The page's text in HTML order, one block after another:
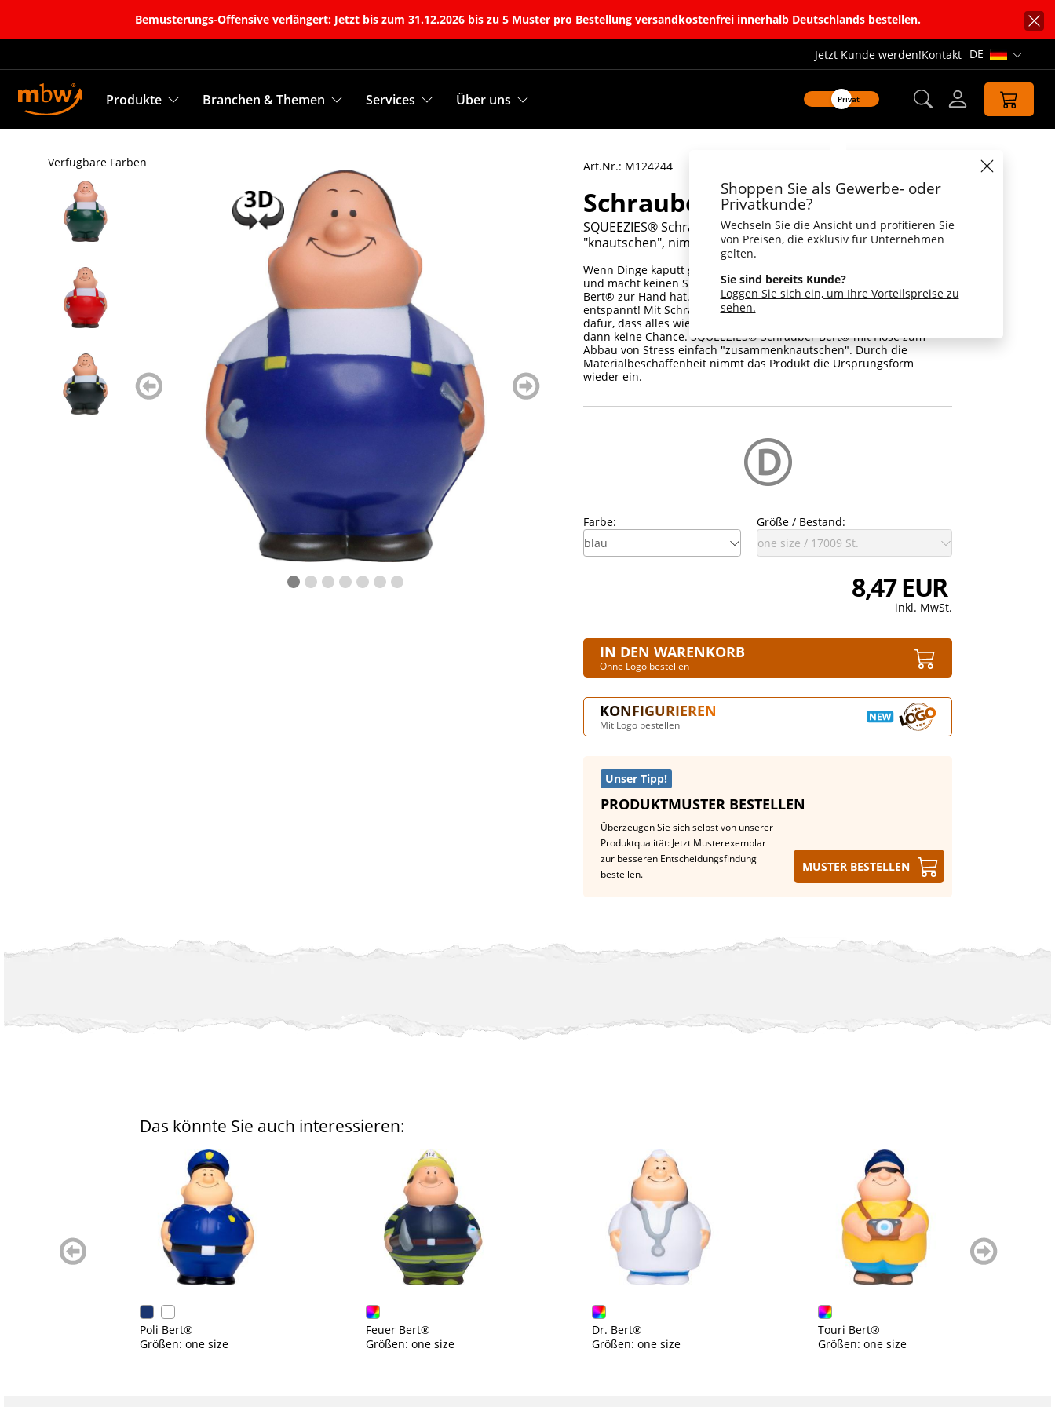
Bemusterungs-Offensive verlängert: Jetzt bis zum 31.12.2026 bis zu 5 Muster pro Bestellung versandkostenfrei innerhalb Deutschlands bestellen.
Jetzt Kunde werden!Kontakt DE
Produkte Branchen & Themen Services Über uns Privat
Shoppen Sie als Gewerbe- oder
Privatkunde?
Wechseln Sie die Ansicht und profitieren Sie
von Preisen, die exklusiv für Unternehmen
gelten.
Sie sind bereits Kunde?
Loggen Sie sich ein, um Ihre Vorteilspreise zu
sehen.
Verfügbare Farben
zurück
blättern
weiter
blättern
Art.Nr.: M124244
Schrauber Bert®
SQUEEZIES® Schrauber Bert®, zum Stressabbau
"knautschen", nimmt Ursprungsform wieder ein.
Wenn Dinge kaputt gehen und repariert werden müssen, stresst das
und macht keinen Spaß. Dann ist es gut, wenn man einen Schrauber
Bert® zur Hand hat. Mit ihm ist jeder Werkstattbesuch total
entspannt! Mit Schraubenschlüssel und Schraubendreher sorgt er
dafür, dass alles wieder so funktioniert, wie es soll – da hat Stress
dann keine Chance. SQUEEZIES® Schrauber Bert® mit Hose zum
Abbau von Stress einfach "zusammenknautschen". Durch die
Materialbeschaffenheit nimmt das Produkt die Ursprungsform
wieder ein.
Farbe: Größe / Bestand:
8,47 EUR
inkl. MwSt.
IN DEN WARENKORB
Ohne Logo bestellen
KONFIGURIEREN
Mit Logo bestellen
Unser Tipp!
PRODUKTMUSTER BESTELLEN
Überzeugen Sie sich selbst von unserer
Produktqualität: Jetzt Musterexemplar
zur besseren Entscheidungsfindung
bestellen.
Muster bestellen
Das könnte Sie auch interessieren:
Poli Bert®
Größen: one size
Feuer Bert®
Größen: one size
Dr. Bert®
Größen: one size
Touri Bert®
Größen: one size
zurück
blättern
weiter
blättern